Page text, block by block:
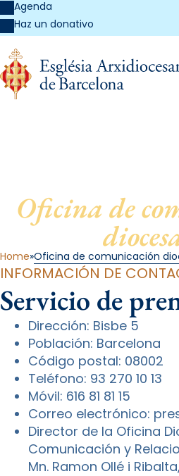
Agenda
Haz un donativo
Oficina de
Home Oficina de comunicación
INFORMACIÓN DE
Servicio de
Dirección: Bisbe 5
Población: Barcelona
Código postal: 08002
Teléfono: 93 270 10 13
Móvil: 616 81 81 15
Correo electrónico:
Director de la Oficina
Comunicación y
Mn. Ramon Ollé i